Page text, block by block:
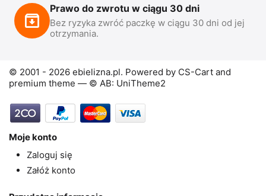
Prawo do zwrotu w ciągu 30 dni
Bez ryzyka zwróć paczkę w ciągu 30 dni od jej
otrzymania.
© 2001 - 2026 ebielizna.pl. Powered by CS-Cart and
premium theme — © AB: UniTheme2
Moje konto
Zaloguj się
Załóż konto